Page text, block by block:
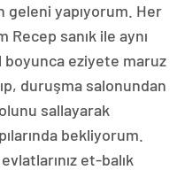
geleni yapıyorum. Her
sanık ile aynı
boyunca eziyete maruz
duruşma salonundan
sallayarak
bekliyorum.
et-balık